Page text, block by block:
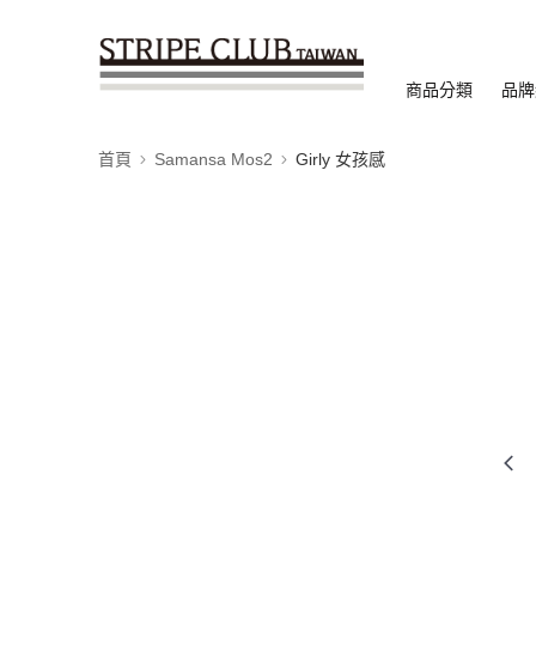
商品分類 品
首頁 Samansa Mos2 Girly 女孩感